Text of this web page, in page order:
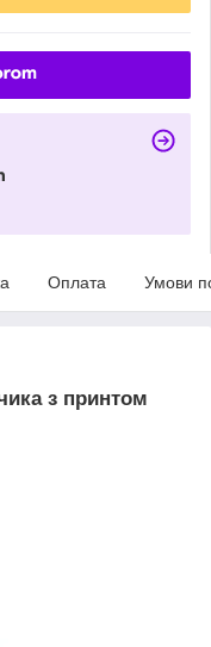
Оплата Умови
з принтом